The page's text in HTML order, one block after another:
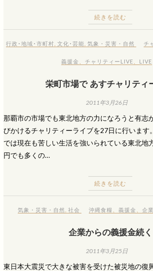
続きを読む
行政･地域･市町村 ,文化･芸能 ,気象・災害・自然 チ
義援金 チャリティーLIVE LIVE
栄町市場で あすチャリティ
2011年3月26日
那覇市の市場でも東北地方の力になろうと有志
びかけるチャリティーライブを27日に行います
では現在も苦しい生活を強いられている東北地
円でも多くの…
続きを読む
気象・災害・自然 ,社会 沖縄食糧 、義援金 、企業
企業からの義援金続く
2011年3月25日
東日本大震災で大きな被害を受けた被災地の復